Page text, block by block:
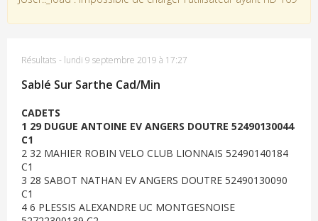
Résultats - lundi 9 septembre 2019 à 17:27
Sablé Sur Sarthe Cad/Min
CADETS
1 29 DUGUE ANTOINE EV ANGERS DOUTRE 52490130044
C1
2 32 MAHIER ROBIN VELO CLUB LIONNAIS 52490140184
C1
3 28 SABOT NATHAN EV ANGERS DOUTRE 52490130090
C1
4 6 PLESSIS ALEXANDRE UC MONTGESNOISE